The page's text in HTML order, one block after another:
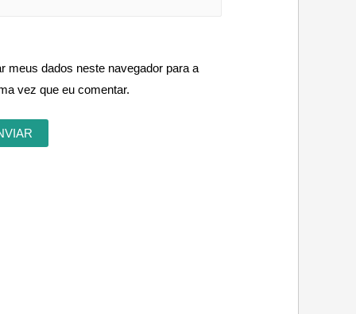
meus dados neste navegador para a
vez que eu comentar.